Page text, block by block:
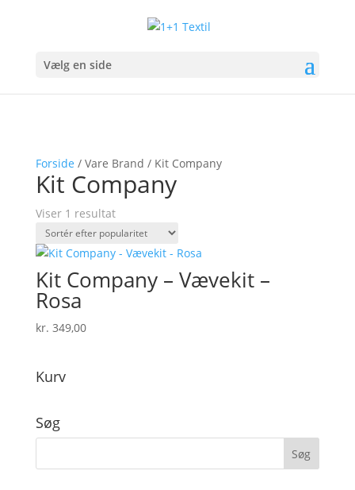
Vælg en side
Forside / Vare Brand / Kit Company
Kit Company
Viser 1 resultat
Kit Company – Vævekit –
Rosa
kr. 349,00
Kurv
Søg